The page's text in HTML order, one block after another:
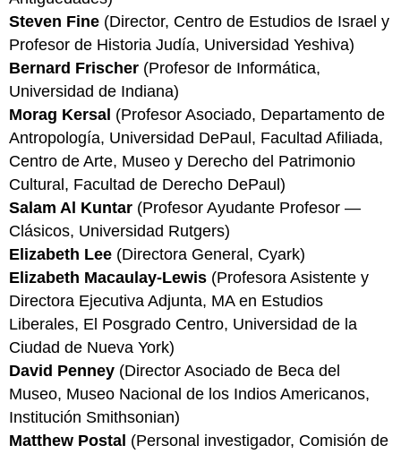
Steven Fine (Director, Centro de Estudios de Israel y
Profesor de Historia Judía, Universidad Yeshiva)
Bernard Frischer (Profesor de Informática,
Universidad de Indiana)
Morag Kersal (Profesor Asociado, Departamento de
Antropología, Universidad DePaul, Facultad Afiliada,
Centro de Arte, Museo y Derecho del Patrimonio
Cultural, Facultad de Derecho DePaul)
Salam Al Kuntar (Profesor Ayudante Profesor —
Clásicos, Universidad Rutgers)
Elizabeth Lee (Directora General, Cyark)
Elizabeth Macaulay-Lewis (Profesora Asistente y
Directora Ejecutiva Adjunta, MA en Estudios
Liberales, El Posgrado Centro, Universidad de la
Ciudad de Nueva York)
David Penney (Director Asociado de Beca del
Museo, Museo Nacional de los Indios Americanos,
Institución Smithsonian)
Matthew Postal (Personal investigador, Comisión de